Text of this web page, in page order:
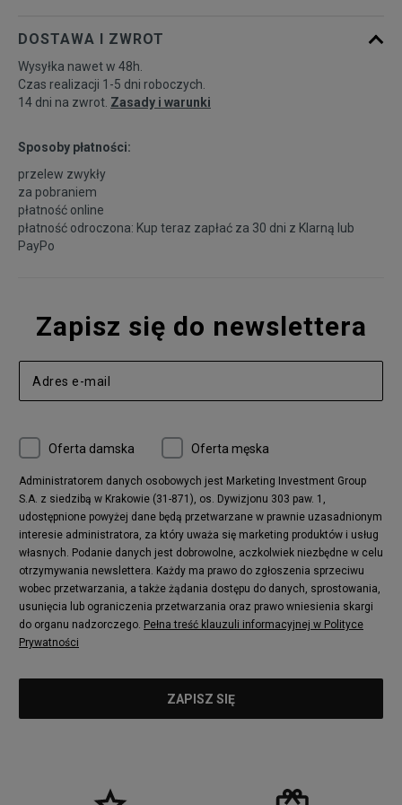
DOSTAWA I ZWROT
Wysyłka nawet w 48h.
Czas realizacji 1-5 dni roboczych.
14 dni na zwrot. Zasady i warunki
Sposoby płatności:
przelew zwykły
za pobraniem
płatność online
płatność odroczona: Kup teraz zapłać za 30 dni z Klarną lub
PayPo
Zapisz się do newslettera
Oferta damska Oferta męska
Administratorem danych osobowych jest Marketing Investment Group
S.A. z siedzibą w Krakowie (31-871), os. Dywizjonu 303 paw. 1,
udostępnione powyżej dane będą przetwarzane w prawnie uzasadnionym
interesie administratora, za który uważa się marketing produktów i usług
własnych. Podanie danych jest dobrowolne, aczkolwiek niezbędne w celu
otrzymywania newslettera. Każdy ma prawo do zgłoszenia sprzeciwu
wobec przetwarzania, a także żądania dostępu do danych, sprostowania,
usunięcia lub ograniczenia przetwarzania oraz prawo wniesienia skargi
do organu nadzorczego. Pełna treść klauzuli informacyjnej w Polityce
Prywatności